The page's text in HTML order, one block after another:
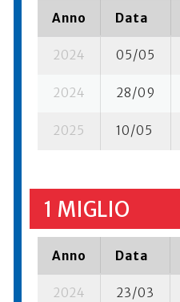
Anno Data
2024 05/05
2024 28/09
2025 10/05
1 MIGLIO
Anno Data
2024 23/03